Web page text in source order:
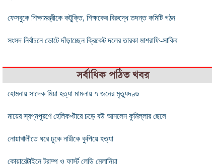
ফেসবুকে শিক্ষামন্ত্রীকে কটূৃক্তি, শিক্ষকের বিরুদ্ধে তদন্ত কমিটি গঠন
সংসদ নির্বাচনে ভোটে দাঁড়াচ্ছেন ক্রিকেট দলের তারকা মাশরাফি-সাকিব
সর্বাধিক পঠিত খবর
হোমনায় সাদেক মিয়া হত্যা মামলায় ৭ জনের মৃত্যুদণ্ড
মায়ের স্বপ্নপূরণে হেলিকপ্টারে চড়ে বউ আনলেন কুমিল্লার ছেলে
নোয়াখালীতে ঘরে ঢুকে নারীকে কুপিয়ে হত্যা
কোয়ারেন্টাইনে ট্রাম্প ও ফার্স্ট লেডি মেলানিয়া